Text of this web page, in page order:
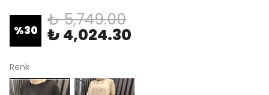
%30
₺ 5,749.00
₺ 4,024.30
Renk